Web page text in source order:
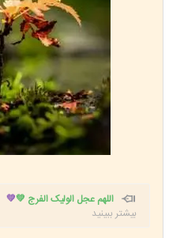
اللهم عجل الولیک الفرج 💚💚
بیشتر ببینید